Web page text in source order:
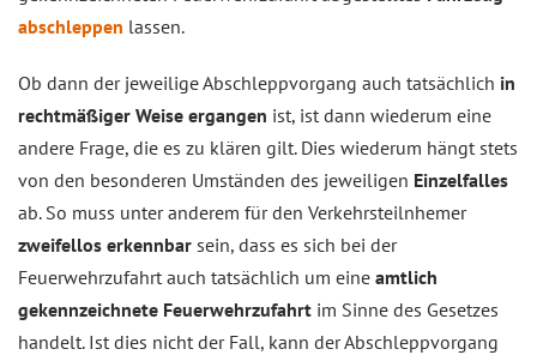
abschleppen lassen.
Ob dann der jeweilige Abschleppvorgang auch tatsächlich in
rechtmäßiger Weise ergangen ist, ist dann wiederum eine
andere Frage, die es zu klären gilt. Dies wiederum hängt stets
von den besonderen Umständen des jeweiligen Einzelfalles
ab. So muss unter anderem für den Verkehrsteilnhemer
zweifellos erkennbar sein, dass es sich bei der
Feuerwehrzufahrt auch tatsächlich um eine amtlich
gekennzeichnete Feuerwehrzufahrt im Sinne des Gesetzes
handelt. Ist dies nicht der Fall, kann der Abschleppvorgang